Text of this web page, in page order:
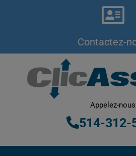
Contactez-
Appelez-nous
514-312-